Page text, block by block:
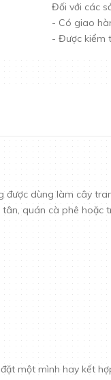
Đối với các
- Có giao
- Được kiểm
dùng làm cây
quán cà phê
một mình hay kết